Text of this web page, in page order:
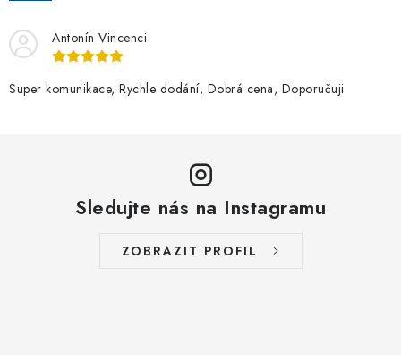
Antonín Vincenci
Super komunikace, Rychle dodání, Dobrá cena, Doporučuji
Sledujte nás na Instagramu
ZOBRAZIT PROFIL